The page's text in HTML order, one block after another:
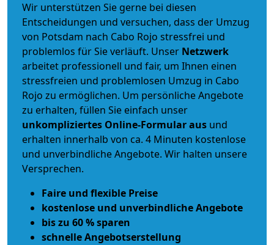
Wir unterstützen Sie gerne bei diesen
Entscheidungen und versuchen, dass der Umzug
von Potsdam nach Cabo Rojo stressfrei und
problemlos für Sie verläuft. Unser Netzwerk
arbeitet professionell und fair, um Ihnen einen
stressfreien und problemlosen Umzug in Cabo
Rojo zu ermöglichen. Um persönliche Angebote
zu erhalten, füllen Sie einfach unser
unkompliziertes Online-Formular aus und
erhalten innerhalb von ca. 4 Minuten kostenlose
und unverbindliche Angebote. Wir halten unsere
Versprechen.
Faire und flexible Preise
kostenlose und unverbindliche Angebote
bis zu 60 % sparen
schnelle Angebotserstellung